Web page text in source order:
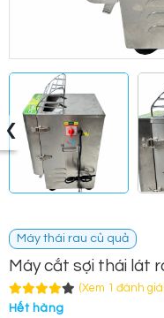
‹
Máy thái rau củ quả
Máy cắt sợi thái lát
(Xem 1 đánh
Hết hàng